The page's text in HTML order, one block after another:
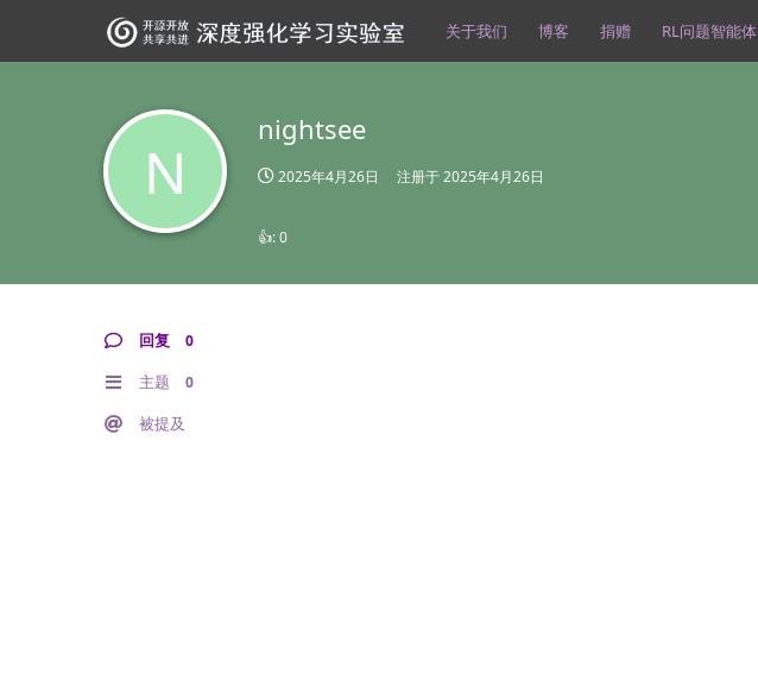
关于我们 博客 捐赠 RL问题智能体
N
nightsee
2025年4月26日 注册于2025年4月26日
👍:0
回复 0
主题 0
被提及